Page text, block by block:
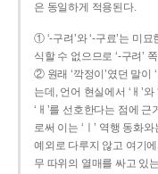
은 동일하게 적용된다.
① ‘-구려’와 ‘-구료’는 미
식할 수 없으므로 ‘-구려’
② 원래 ‘깍정이’였던 말이
는데, 언어 현실에서 ‘ㅐ’
‘ㅐ’를 선호한다는 점에 근
로써 이는 ‘ㅣ’ 역행 동화
예외로 다루지 않고 여기
무 따위의 열매를 싸고 있